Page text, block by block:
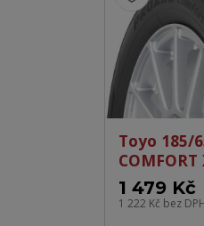
Toyo 185/
COMFORT
1 479 Kč
1 222 Kč bez